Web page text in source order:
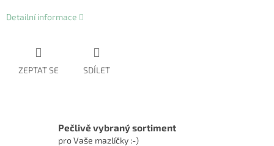
Detailní informace
ZEPTAT SE SDÍLET
Pečlivě vybraný sortiment
pro Vaše mazlíčky :-)